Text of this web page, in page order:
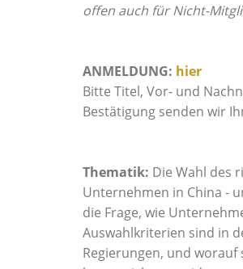
offen auch für Nicht-
ANMELDUNG: hier
Bitte Titel, Vor- und
Bestätigung senden wir
Thematik: Die Wahl des
Unternehmen in China -
die Frage, wie
Auswahlkriterien sind in
Regierungen, und